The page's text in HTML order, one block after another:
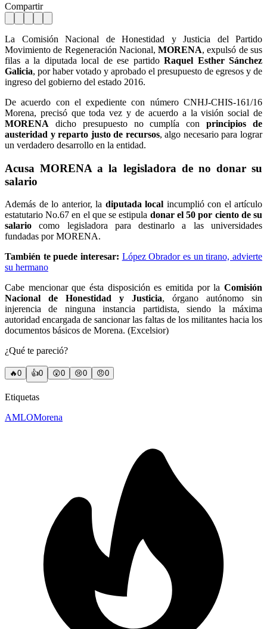
Compartir
La Comisión Nacional de Honestidad y Justicia del Partido
Movimiento de Regeneración Nacional,MORENA, expulsó de sus
filas a la diputada local de ese partido Raquel Esther Sánchez
Galicia, por haber votado y aprobado el presupuesto de egresos y de
ingreso del gobierno del estado 2016.
De acuerdo con el expediente con número CNHJ-CHIS-161/16
Morena, precisó que toda vez y de acuerdo a la visión social de
MORENA dicho presupuesto no cumplía conprincipios de
austeridad y reparto justo de recursos, algo necesario para lograr
un verdadero desarrollo en la entidad.
Acusa MORENA a la legisladora de no donar su
salario
Además de lo anterior, la diputada local incumplió con el artículo
estatutario No.67 en el que se estipula donar el 50 por ciento de su
salario como legisladora para destinarlo a las universidades
fundadas por MORENA.
También te puede interesar: López Obrador es un tirano, advierte
su hermano
Cabe mencionar que ésta disposición es emitida por la Comisión
Nacional de Honestidad y Justicia, órgano autónomo sin
injerencia de ninguna instancia partidista, siendo la máxima
autoridad encargada de sancionar las faltas de los militantes hacia los
documentos básicos de Morena. (Excelsior)
¿Qué te pareció?
🔥0 👍0 😲0 😢0 😠0
Etiquetas
AMLOMorena